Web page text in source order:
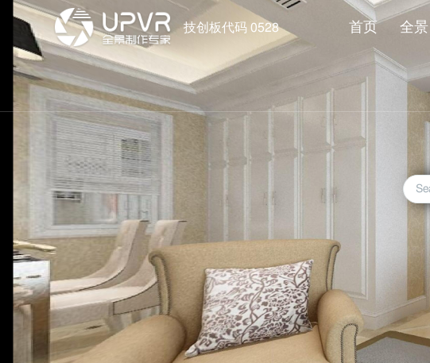
技创板代码 0528 首页 全景